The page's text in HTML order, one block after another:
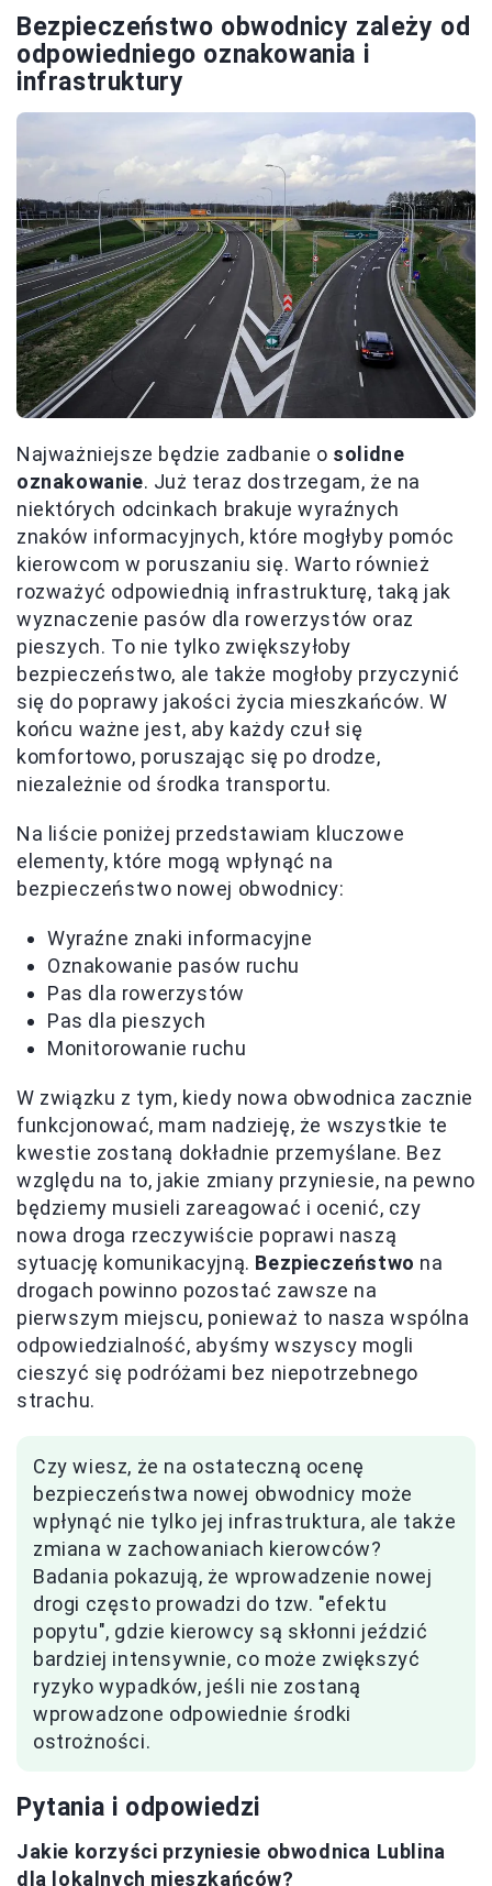
Bezpieczeństwo obwodnicy zależy od
odpowiedniego oznakowania i
infrastruktury
Najważniejsze będzie zadbanie o solidne
oznakowanie. Już teraz dostrzegam, że na
niektórych odcinkach brakuje wyraźnych
znaków informacyjnych, które mogłyby pomóc
kierowcom w poruszaniu się. Warto również
rozważyć odpowiednią infrastrukturę, taką jak
wyznaczenie pasów dla rowerzystów oraz
pieszych. To nie tylko zwiększyłoby
bezpieczeństwo, ale także mogłoby przyczynić
się do poprawy jakości życia mieszkańców. W
końcu ważne jest, aby każdy czuł się
komfortowo, poruszając się po drodze,
niezależnie od środka transportu.
Na liście poniżej przedstawiam kluczowe
elementy, które mogą wpłynąć na
bezpieczeństwo nowej obwodnicy:
Wyraźne znaki informacyjne
Oznakowanie pasów ruchu
Pas dla rowerzystów
Pas dla pieszych
Monitorowanie ruchu
W związku z tym, kiedy nowa obwodnica zacznie
funkcjonować, mam nadzieję, że wszystkie te
kwestie zostaną dokładnie przemyślane. Bez
względu na to, jakie zmiany przyniesie, na pewno
będziemy musieli zareagować i ocenić, czy
nowa droga rzeczywiście poprawi naszą
sytuację komunikacyjną. Bezpieczeństwo na
drogach powinno pozostać zawsze na
pierwszym miejscu, ponieważ to nasza wspólna
odpowiedzialność, abyśmy wszyscy mogli
cieszyć się podróżami bez niepotrzebnego
strachu.
Czy wiesz, że na ostateczną ocenę
bezpieczeństwa nowej obwodnicy może
wpłynąć nie tylko jej infrastruktura, ale także
zmiana w zachowaniach kierowców?
Badania pokazują, że wprowadzenie nowej
drogi często prowadzi do tzw. "efektu
popytu", gdzie kierowcy są skłonni jeździć
bardziej intensywnie, co może zwiększyć
ryzyko wypadków, jeśli nie zostaną
wprowadzone odpowiednie środki
ostrożności.
Pytania i odpowiedzi
Jakie korzyści przyniesie obwodnica Lublina
dla lokalnych mieszkańców?